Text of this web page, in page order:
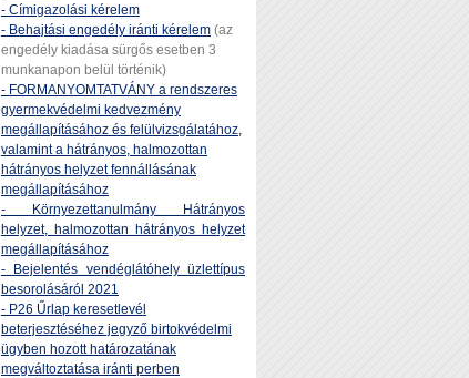
- Címigazolási kérelem
- Behajtási engedély iránti kérelem (az
engedély kiadása sürgős esetben 3
munkanapon belül történik)
- FORMANYOMTATVÁNY a rendszeres
gyermekvédelmi kedvezmény
megállapításához és felülvizsgálatához,
valamint a hátrányos, halmozottan
hátrányos helyzet fennállásának
megállapításához
- Környezettanulmány Hátrányos
helyzet, halmozottan hátrányos helyzet
megállapításához
- Bejelentés vendéglátóhely üzlettípus
besorolásáról 2021
- P26 Űrlap keresetlevél
beterjesztéséhez jegyző birtokvédelmi
ügyben hozott határozatának
megváltoztatása iránti perben